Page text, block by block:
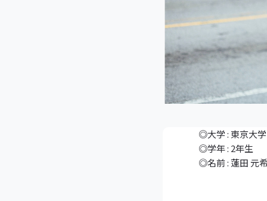
◎大学 : 東京大
◎学年 : 2年生
◎名前 : 蓮田 元